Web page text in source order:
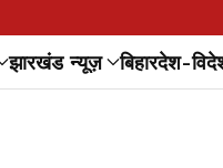
झारखंड न्यूज़ बिहारदेश-